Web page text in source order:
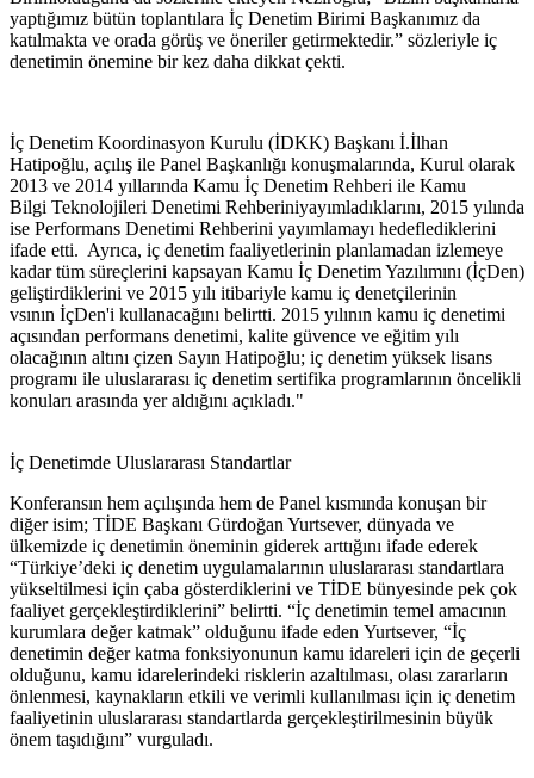
yaptığımız bütün toplantılara İç Denetim Birimi Başkanımız da
katılmakta ve orada görüş ve öneriler getirmektedir.” sözleriyle iç
denetimin önemine bir kez daha dikkat çekti.
İç Denetim Koordinasyon Kurulu (İDKK) Başkanı İ.İlhan
Hatipoğlu, açılış ile Panel Başkanlığı konuşmalarında, Kurul olarak
2013 ve 2014 yıllarında Kamu İç Denetim Rehberi ile Kamu
Bilgi Teknolojileri Denetimi Rehberiniyayımladıklarını, 2015 yılında
ise Performans Denetimi Rehberini yayımlamayı hedeflediklerini
ifade etti. Ayrıca, iç denetim faaliyetlerinin planlamadan izlemeye
kadar tüm süreçlerini kapsayan Kamu İç Denetim Yazılımını (İçDen)
geliştirdiklerini ve 2015 yılı itibariyle kamu iç denetçilerinin
vsının İçDen'i kullanacağını belirtti. 2015 yılının kamu iç denetimi
açısından performans denetimi, kalite güvence ve eğitim yılı
olacağının altını çizen Sayın Hatipoğlu; iç denetim yüksek lisans
programı ile uluslararası iç denetim sertifika programlarının öncelikli
konuları arasında yer aldığını açıkladı."
İç Denetimde Uluslararası Standartlar
Konferansın hem açılışında hem de Panel kısmında konuşan bir
diğer isim; TİDE Başkanı Gürdoğan Yurtsever, dünyada ve
ülkemizde iç denetimin öneminin giderek arttığını ifade ederek
“Türkiye’deki iç denetim uygulamalarının uluslararası standartlara
yükseltilmesi için çaba gösterdiklerini ve TİDE bünyesinde pek çok
faaliyet gerçekleştirdiklerini” belirtti. “İç denetimin temel amacının
kurumlara değer katmak” olduğunu ifade eden Yurtsever, “İç
denetimin değer katma fonksiyonunun kamu idareleri için de geçerli
olduğunu, kamu idarelerindeki risklerin azaltılması, olası zararların
önlenmesi, kaynakların etkili ve verimli kullanılması için iç denetim
faaliyetinin uluslararası standartlarda gerçekleştirilmesinin büyük
önem taşıdığını” vurguladı.